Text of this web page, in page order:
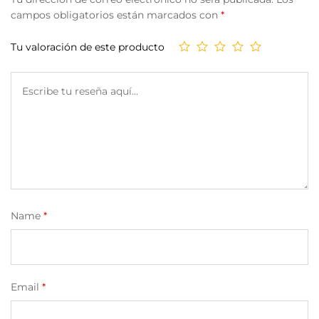
campos obligatorios están marcados con *
Tu valoración de este producto
Name *
Email *